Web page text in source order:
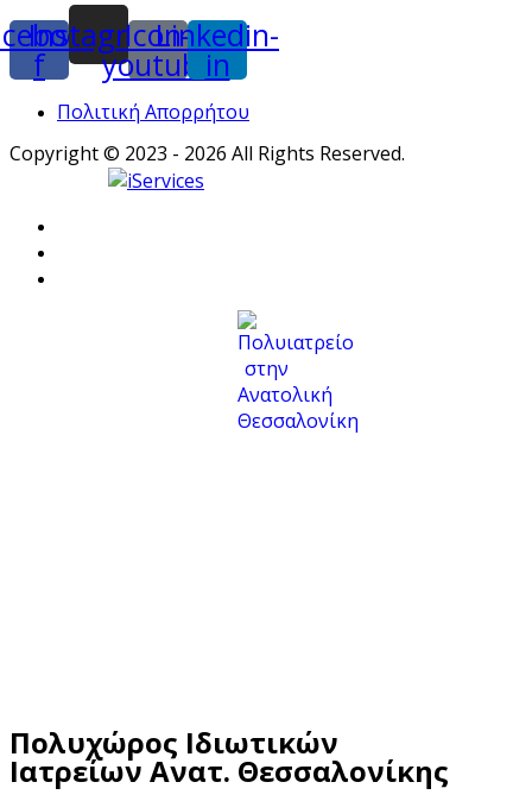
f
Instagram
Icon-
youtube
Linkedin-
in
Πολιτική Απορρήτου
Copyright © 2023 - 2026 All Rights Reserved.
Πολυχώρος Ιδιωτικών
Ιατρείων Ανατ. Θεσσαλονίκης